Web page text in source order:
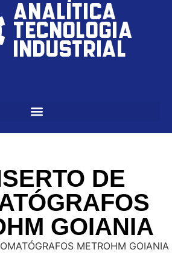
DE
GOIANIA